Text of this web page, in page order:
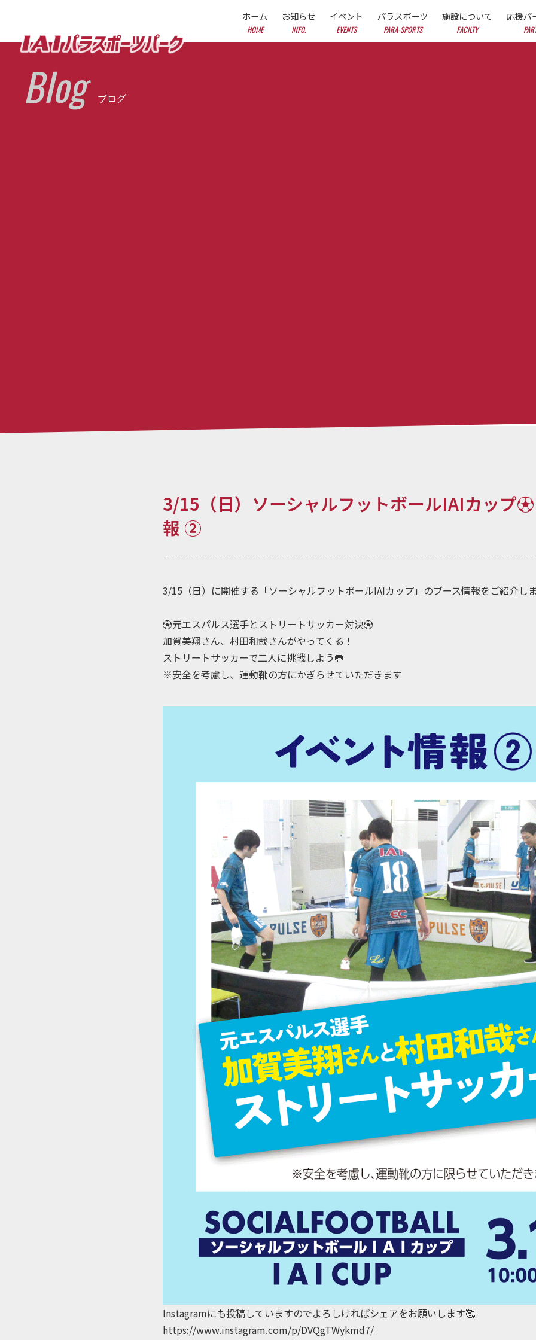
ホーム
HOME
お知らせ
INFO.
イベント
EVENTS
パラスポーツ
PARA-SPORTS
施設について
FACILTY
応援パ
Blog ブログ
3/15（日）ソーシャルフットボールIAIカップ
報 ②
3/15（日）に開催する「ソーシャルフットボールIAIカップ」のブース情報をご紹介し
⚽元エスパルス選手とストリートサッカー対決⚽
加賀美翔さん、村田和哉さんがやってくる！
ストリートサッカーで二人に挑戦しよう🥅
※安全を考慮し、運動靴の方にかぎらせていただきます
Instagramにも投稿していますのでよろしければシェアをお願いします🥰
https://www.instagram.com/p/DVQgTWykmd7/